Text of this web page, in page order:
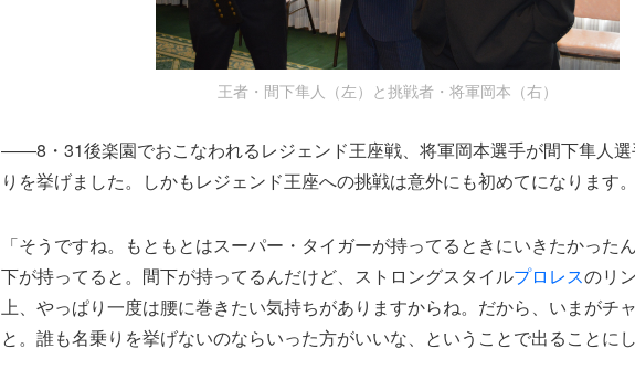
王者・間下隼人（左）と挑戦者・将軍岡本（右）
――8・31後楽園でおこなわれるレジェンド王座戦、将軍岡本選手が間下隼人
りを挙げました。しかもレジェンド王座への挑戦は意外にも初めてになります。
「そうですね。もともとはスーパー・タイガーが持ってるときにいきたかった
下が持ってると。間下が持ってるんだけど、ストロングスタイルプロレスのリ
上、やっぱり一度は腰に巻きたい気持ちがありますからね。だから、いまがチ
と。誰も名乗りを挙げないのならいった方がいいな、ということで出ることにし